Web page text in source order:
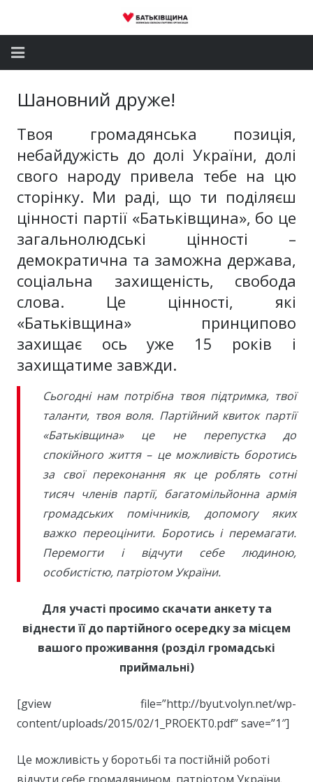
Партія
Депутатський корпус
Громадські приймальні
Контакти
Шановний друже!
Твоя громадянська позиція,
небайдужість до долі України, долі
свого народу привела тебе на цю
сторінку. Ми раді, що ти поділяєш
цінності партії «Батьківщина», бо це
загальнолюдські цінності –
демократична та заможна держава,
соціальна захищеність, свобода
слова. Це цінності, які
«Батьківщина» принципово
захищає ось уже 15 років і
захищатиме завжди.
Сьогодні нам потрібна твоя підтримка, твої
таланти, твоя воля. Партійний квиток партії
«Батьківщина» це не перепустка до
спокійного життя – це можливість боротись
за свої переконання як це роблять сотні
тисяч членів партії, багатомільйонна армія
громадських помічників, допомогу яких
важко переоцінити. Боротись і перемагати.
Перемогти і відчути себе людиною,
особистістю, патріотом України.
Для участі просимо скачати анкету та
віднести її до партійного осередку за місцем
вашого проживання (розділ громадські
приймальні)
[gview file=”http://byut.volyn.net/wp-
content/uploads/2015/02/1_PROEKT0.pdf” save=”1″]
Це можливість у боротьбі та постійній роботі